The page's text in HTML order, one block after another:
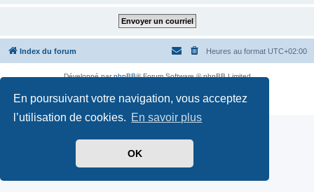
En poursuivant votre navigation, vous acceptez
l’utilisation de cookies. En savoir plus
OK
Index du forum Heures au format UTC+02:00
Développé parphpBB® Forum Software © phpBB Limited
Confidentialité| Conditions